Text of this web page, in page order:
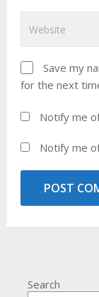
Save my
for the next
Notify me
Notify me
Search